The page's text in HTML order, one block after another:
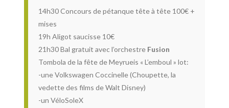
14h30 Concours de pétanque tête à tête 100€ +
mises
19h Aligot saucisse 10€
21h30 Bal gratuit avec l’orchestre Fusion
Tombola de la fête de Meyrueis « L’emboul » lot:
-une Volkswagen Coccinelle (Choupette, la
vedette des films de Walt Disney)
-un VéloSoleX